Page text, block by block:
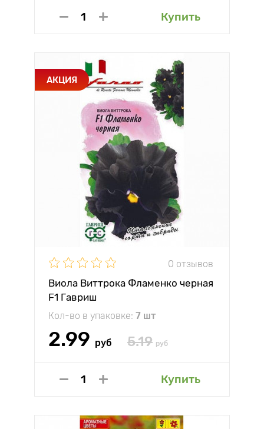
Купить
АКЦИЯ
0 отзывов
Виола Виттрока Фламенко черная
F1 Гавриш
Кол-во в упаковке: 7 шт
2.99 руб 5.19 руб
Купить